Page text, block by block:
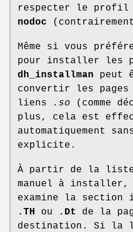
respecter le profil
nodoc
Même si vous
pour installer les
dh_installman peut
convertir les pages
liens
.so (comme
plus, cela est
automatiquement
explicite.
À partir de la liste
manuel à installer,
examine la section
.TH
ou .Dt
de la
destination. Si la